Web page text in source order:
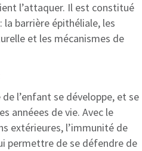
l’attaquer. Il est constitué
la barrière épithéliale, les
et les mécanismes de
l’enfant se développe, et se
annéees de vie. Avec le
extérieures, l’immunité de
permettre de se défendre de